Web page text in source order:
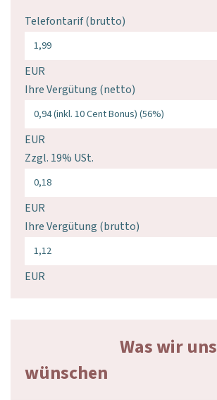
Telefontarif (brutto)
EUR
Ihre Vergütung (netto)
EUR
Zzgl. 19% USt.
EUR
Ihre Vergütung (brutto)
EUR
Was wir uns
wünschen